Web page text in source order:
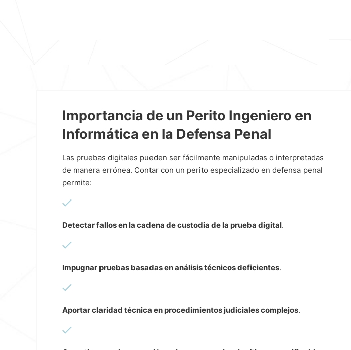
Importancia de un Perito Ingeniero en
Informática en la Defensa Penal
Las pruebas digitales pueden ser fácilmente manipuladas o interpretadas
de manera errónea. Contar con un perito especializado en defensa penal
permite:
Detectar fallos en la cadena de custodia de la prueba digital.
Impugnar pruebas basadas en análisis técnicos deficientes.
Aportar claridad técnica en procedimientos judiciales complejos.